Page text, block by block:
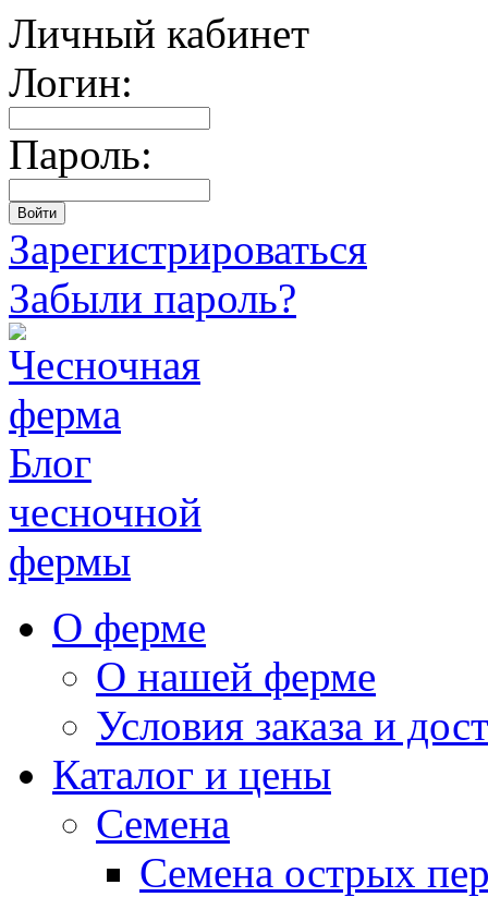
Личный кабинет
Логин:
Пароль:
Зарегистрироваться
Забыли пароль?
Блог
чесночной
фермы
О ферме
О нашей ферме
Условия заказа и
Каталог и цены
Семена
Семена острых